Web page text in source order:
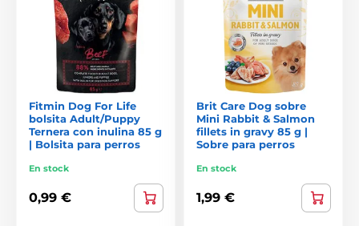
Fitmin Dog For Life
bolsita Adult/Puppy
Ternera con inulina 85 g
| Bolsita para perros
En stock
0,99 €
Brit Care Dog sobre
Mini Rabbit & Salmon
fillets in gravy 85 g |
Sobre para perros
En stock
1,99 €